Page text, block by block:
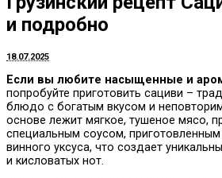
и подробно
18.07.2025
Если вы любите насыщенные и
попробуйте приготовить сациви –
блюдо с богатым вкусом и
основе лежит мягкое, тушеное мясо,
специальным соусом, приготовленным
винного уксуса, что создает
и кисловатых нот.